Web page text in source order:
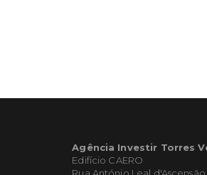
Agência Investir Torres
Edifício CAERO
Rua António Leal d'Ascensão